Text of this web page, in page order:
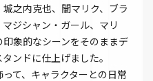
之内克也、闇マリク、ブラ
ジシャン・ガール、マリ
象的なシーンをそのままデ
ンドに仕上げました。
て、キャラクターとの日常